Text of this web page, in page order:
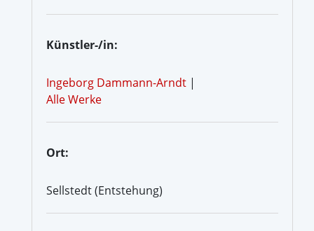
Künstler-/in:
Ingeborg Dammann-Arndt |
Alle Werke
Ort:
Sellstedt (Entstehung)